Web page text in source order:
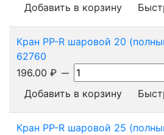
Добавить в корзину
Кран PP-R шаровой 20
62760
196.00 ₽
Добавить в корзину
Кран PP-R шаровой 25